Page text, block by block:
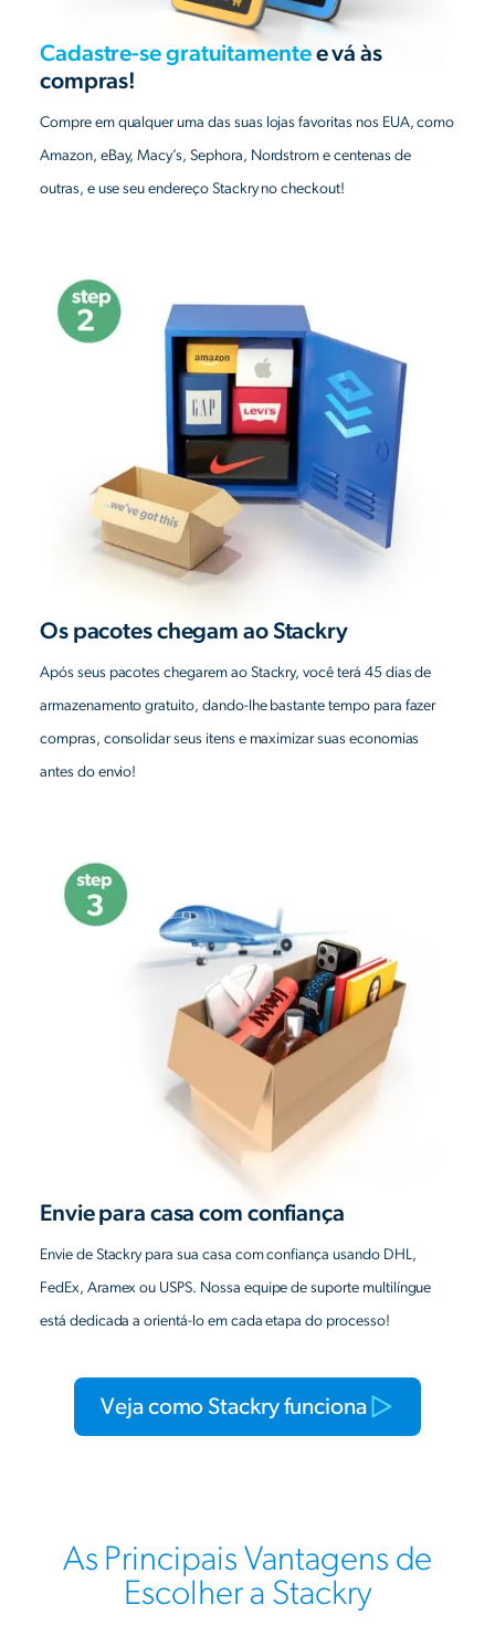
Cadastre-se gratuitamentee vá às
compras!
Compre em qualquer uma das suas lojas favoritas nos EUA, como
Amazon, eBay, Macy’s, Sephora, Nordstrom e centenas de
outras, e use seu endereço Stackry no checkout!
Os pacotes chegam ao Stackry
Após seus pacotes chegarem ao Stackry, você terá 45 dias de
armazenamento gratuito, dando-lhe bastante tempo para fazer
compras, consolidar seus itens e maximizar suas economias
antes do envio!
Envie para casa com confiança
Envie de Stackry para sua casa com confiança usando DHL,
FedEx, Aramex ou USPS. Nossa equipe de suporte multilíngue
está dedicada a orientá-lo em cada etapa do processo!
Veja como Stackry funciona
As Principais Vantagens de
Escolher a Stackry